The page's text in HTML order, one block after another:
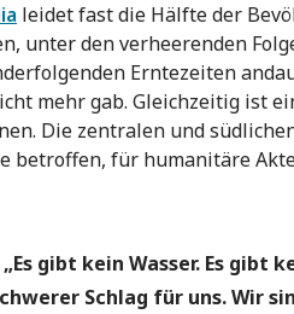
leidet fast die Hälfte der
unter den verheerenden
Erntezeiten
mehr gab. Gleichzeitig ist
Die zentralen und
betroffen, für humanitäre
„Es gibt kein Wasser. Es gibt
Schlag für uns. Wir